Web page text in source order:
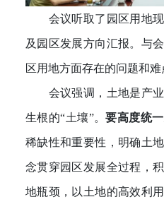
会议听取了园区用地现
及园区发展方向汇报。与
区用地方面存在的问题和难
会议强调，土地是产业
生根的“土壤”。要高度统一
稀缺性和重要性，明确土
念贯穿园区发展全过程，
地瓶颈，以土地的高效利